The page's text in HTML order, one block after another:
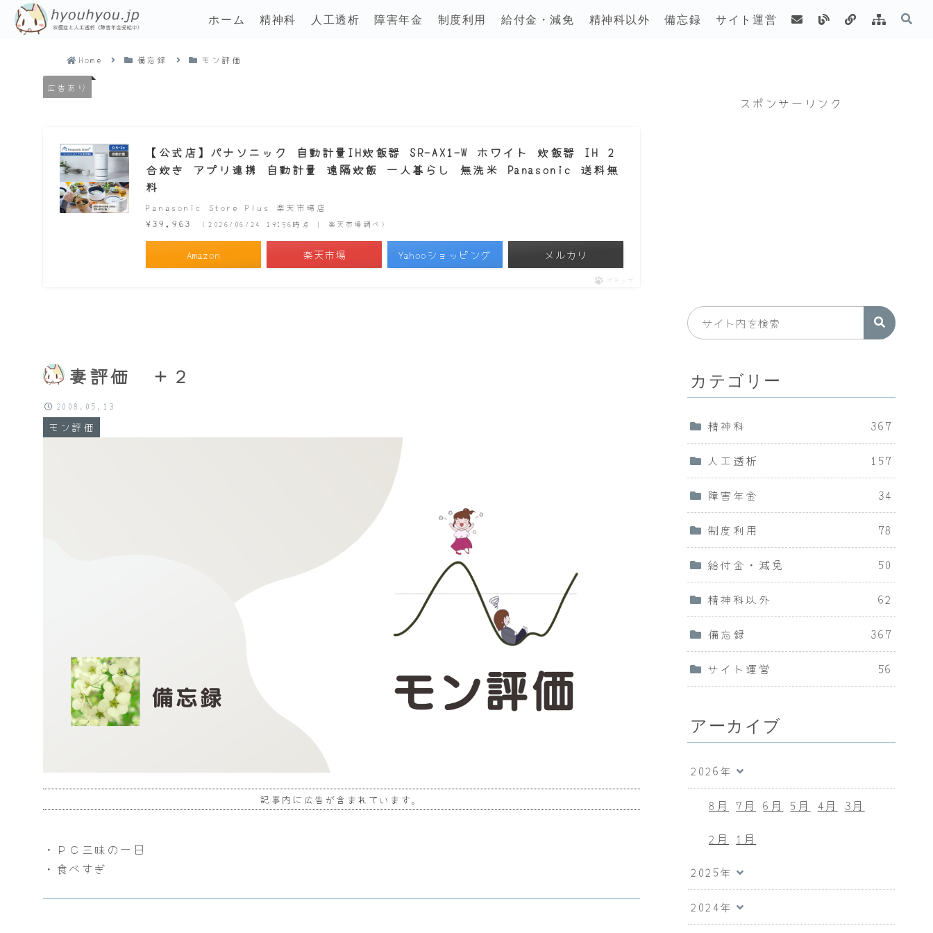
ホーム 精神科 人工透析 障害年金 制度利用 給付金・減免 精神科以外 備忘録 サイト運営
Home 備忘録 モン評価
広告あり
妻評価 ＋２
モン評価
2008.05.13
記事内に広告が含まれています。
【公式店】パナソニック 自動計量IH炊飯器 SR-AX1-W ホワイト 炊飯器 IH 2
合炊き アプリ連携 自動計量 遠隔炊飯 一人暮らし 無洗米 Panasonic 送料無
料
Panasonic Store Plus 楽天市場店
¥39,963 （2026/06/24 19:56時点 | 楽天市場調べ）
Amazon 楽天市場 Yahooショッピング メルカリ
ポチップ
・ＰＣ三昧の一日
・食べすぎ
スポンサーリンク
カテゴリー
精神科 367
人工透析 157
障害年金 34
制度利用 78
給付金・減免 50
精神科以外 62
備忘録 367
サイト運営 56
アーカイブ
2026年
8月 7月 6月 5月 4月
3月
2月
1月
2025年
2024年